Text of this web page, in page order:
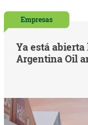
Empresas
Ya está
Argentina Oil